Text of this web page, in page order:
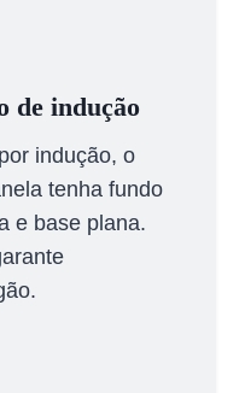
de indução
indução, o
tenha fundo
e base plana.